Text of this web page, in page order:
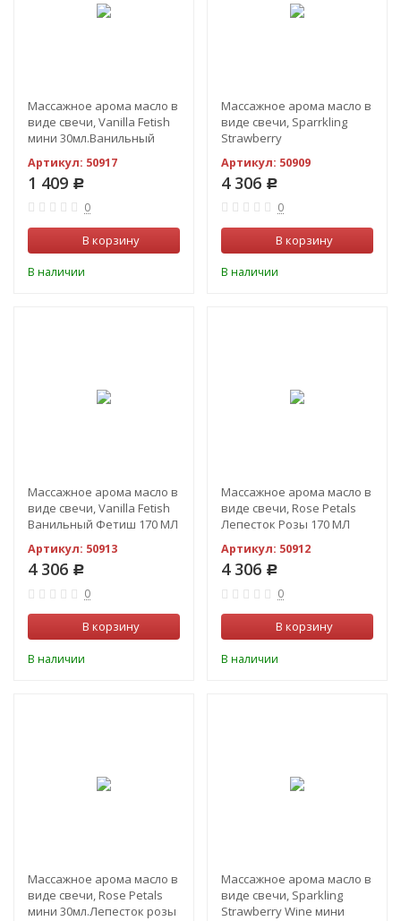
Массажное арома масло в
виде свечи, Vanilla Fetish
мини 30мл.Ванильный
Артикул: 50917
1 409 Р
0
В корзину
В наличии
Массажное арома масло в
виде свечи, Sparrkling
Strawberry
МЛ
Артикул: 50909
4 306 Р
0
В корзину
В наличии
Массажное арома масло в
виде свечи, Vanilla Fetish
Ванильный Фетиш 170 МЛ
Артикул: 50913
4 306 Р
0
В корзину
В наличии
Массажное арома масло в
виде свечи, Rose Petals
Лепесток Розы 170 МЛ
Артикул: 50912
4 306 Р
0
В корзину
В наличии
Массажное арома масло в
виде свечи, Rose Petals
мини 30мл.Лепесток розы
Массажное арома масло в
виде свечи, Sparkling
Strawberry Wine мини